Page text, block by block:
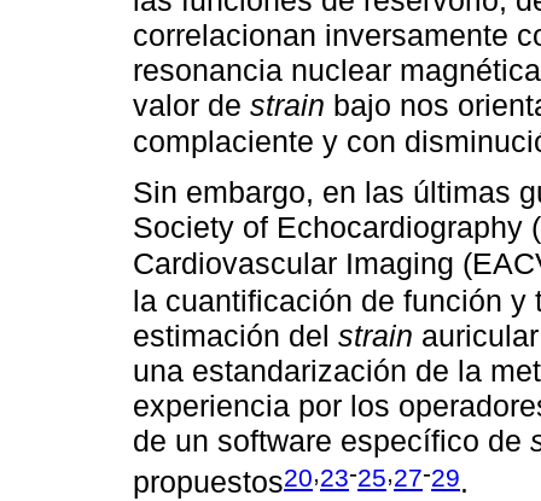
correlacionan inversamente
resonancia nuclear
valor de strain bajo nos
complaciente y con
Sin embargo, en las últimas
Society of Echocardiography
Cardiovascular Imaging
la cuantificación de función y
estimación del strain
una estandarización de la
experiencia por los
de un software específico de
propuestos20,23-25,27-29.